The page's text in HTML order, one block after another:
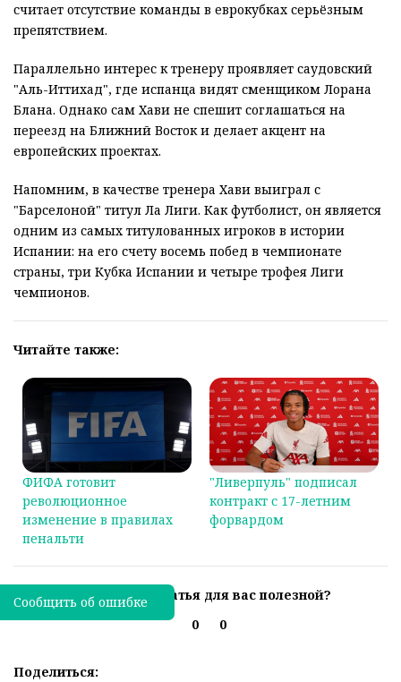
считает отсутствие команды в еврокубках серьёзным
препятствием.
Параллельно интерес к тренеру проявляет саудовский
"Аль-Иттихад", где испанца видят сменщиком Лорана
Блана. Однако сам Хави не спешит соглашаться на
переезд на Ближний Восток и делает акцент на
европейских проектах.
Напомним, в качестве тренера Хави выиграл с
"Барселоной" титул Ла Лиги. Как футболист, он является
одним из самых титулованных игроков в истории
Испании: на его счету восемь побед в чемпионате
страны, три Кубка Испании и четыре трофея Лиги
чемпионов.
Читайте также:
ФИФА готовит
революционное
изменение в правилах
пенальти
"Ливерпуль" подписал
контракт с 17-летним
форвардом
Была ли эта статья для вас полезной?
0
0
Поделиться:
Сообщить об ошибке